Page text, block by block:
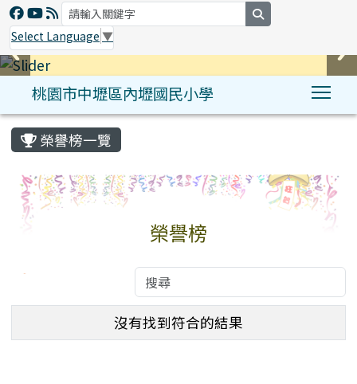
Select Language ▼
桃園市中壢區內壢國民小學
:::
榮譽榜一覽
榮譽榜
沒有找到符合的結果